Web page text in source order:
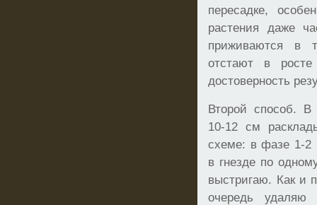
пересадке,
растения даже
приживаются в
отстают в
достоверность
Второй способ. В
10-12 см
схеме: в фазе 1-2
в гнезде по
выстригаю. Как и
очередь